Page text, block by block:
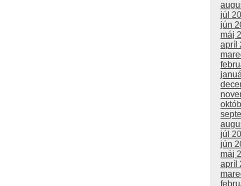
júl
jún
máj
apríl
júl
jún
máj
apríl